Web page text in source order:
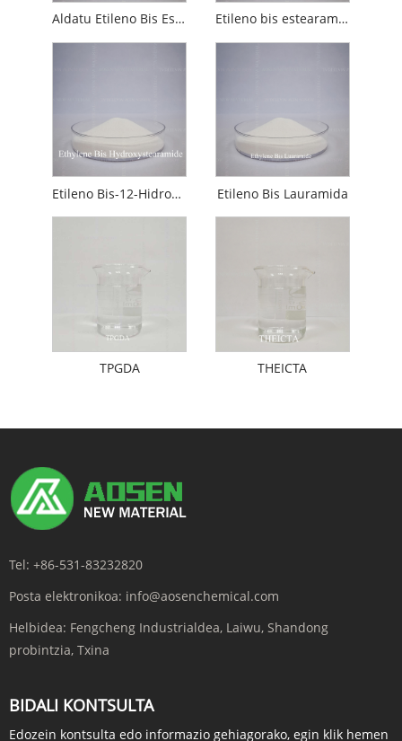
Aldatu Etileno Bis Estearamida Etileno bis estearamida
Etileno Bis-12-Hidroxiestearamida Etileno Bis Lauramida
TPGDA THEICTA
Tel: +86-531-83232820
Posta elektronikoa: info@aosenchemical.com
Helbidea: Fengcheng Industrialdea, Laiwu, Shandong
probintzia, Txina
BIDALI KONTSULTA
Edozein kontsulta edo informazio gehiagorako, egin klik hemen